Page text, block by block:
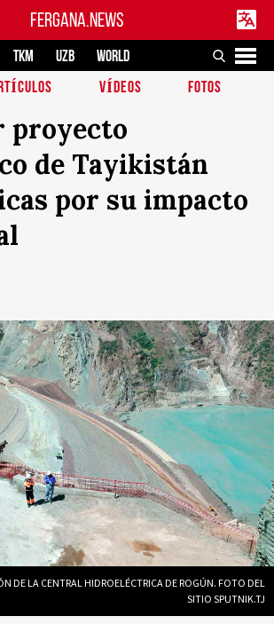
FERGANA.NEWS
TKM UZB
WORLD
VÍDEOS FOTOS
proyecto
de Tayikistán
por su impacto
DE LA CENTRAL HIDROELÉCTRICA DE ROGÚN. FOTO DEL
SITIO SPUTNIK.TJ